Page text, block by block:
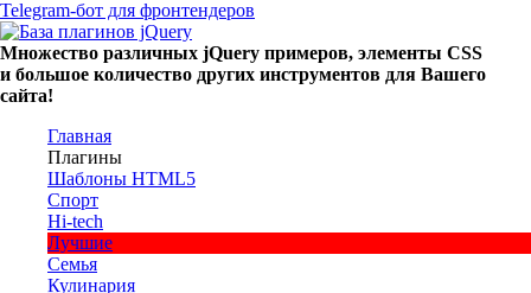
Telegram-бот для фронтендеров
Множество различных jQuery примеров, элементы CSS
и большое количество других инструментов для Вашего
сайта!
Главная
Плагины
Шаблоны HTML5
Спорт
Hi-tech
Лучшие
Семья
Кулинария